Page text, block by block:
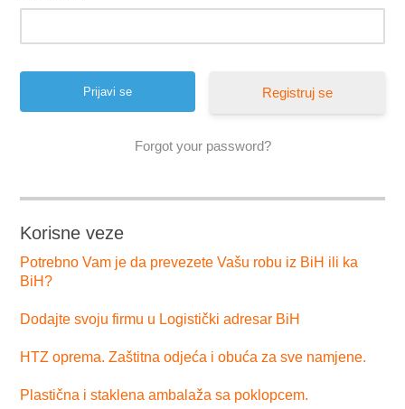
Registruj se
Forgot your password?
Korisne veze
Potrebno Vam je da prevezete Vašu robu iz BiH ili ka
BiH?
Dodajte svoju firmu u Logistički adresar BiH
HTZ oprema. Zaštitna odjeća i obuća za sve namjene.
Plastična i staklena ambalaža sa poklopcem.